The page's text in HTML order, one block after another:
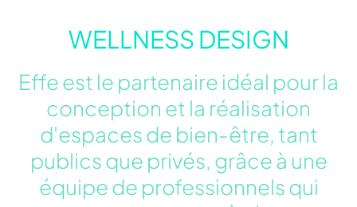
WELLNESS DESIGN
Effe est le partenaire idéal pour la
conception et la réalisation
d'espaces de bien-être, tant
publics que privés, grâce à une
équipe de professionnels qui